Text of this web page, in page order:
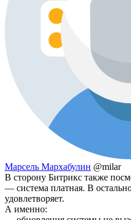
Марсель Мархабулин @milar
В сторону Битрикс также
— система платная. В
удовлетворяет.
А именно: